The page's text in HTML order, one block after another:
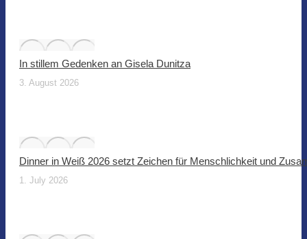
In stillem Gedenken an Gisela Dunitza
3. August 2026
Dinner in Weiß 2026 setzt Zeichen für Menschlichkeit und
1. July 2026